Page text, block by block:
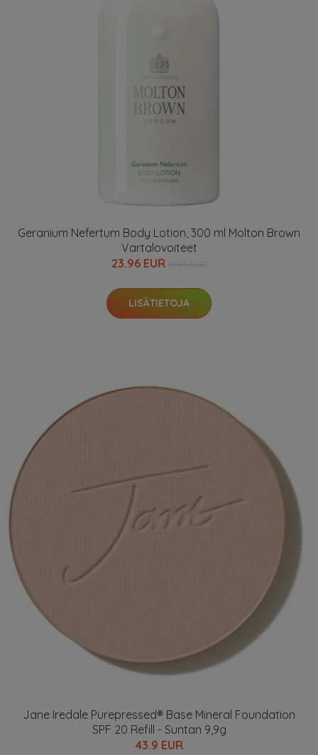
Geranium Nefertum Body Lotion, 300 ml Molton Brown
Vartalovoiteet
23.96 EUR
LISÄTIETOJA
Jane Iredale Purepressed® Base Mineral Foundation
SPF 20 Refill - Suntan 9,9g
43.9 EUR